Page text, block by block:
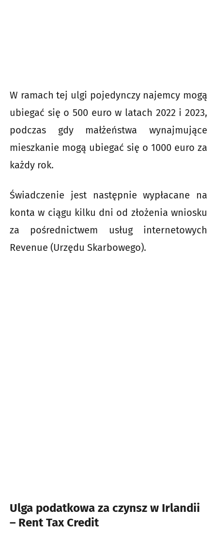
W ramach tej ulgi pojedynczy najemcy mogą
ubiegać się o 500 euro w latach 2022 i 2023,
podczas gdy małżeństwa wynajmujące
mieszkanie mogą ubiegać się o 1000 euro za
każdy rok.
Świadczenie jest następnie wypłacane na
konta w ciągu kilku dni od złożenia wniosku
za pośrednictwem usług internetowych
Revenue (Urzędu Skarbowego).
Ulga podatkowa za czynsz w Irlandii
– Rent Tax Credit